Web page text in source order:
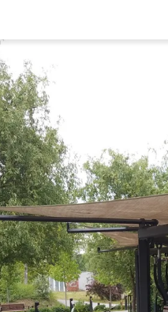
Wrocław
Katowice
Łódź
Polityka Prywatności